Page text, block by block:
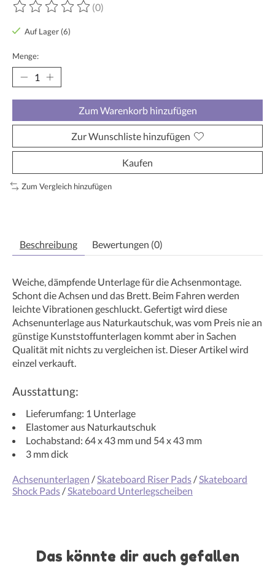
Die Bewertung dieses Produkts ist
(0)
Auf Lager (6)
Menge:
Zum Warenkorb hinzufügen
Zur Wunschliste hinzufügen
Kaufen
Zum Vergleich hinzufügen
Beschreibung Bewertungen (0)
Weiche, dämpfende Unterlage für die Achsenmontage.
Schont die Achsen und das Brett. Beim Fahren werden
leichte Vibrationen geschluckt. Gefertigt wird diese
Achsenunterlage aus Naturkautschuk, was vom Preis nie an
günstige Kunststoffunterlagen kommt aber in Sachen
Qualität mit nichts zu vergleichen ist. Dieser Artikel wird
einzel verkauft.
Ausstattung:
Lieferumfang: 1 Unterlage
Elastomer aus Naturkautschuk
Lochabstand: 64 x 43 mm und 54 x 43 mm
3 mm dick
Achsenunterlagen / Skateboard Riser Pads / Skateboard
Shock Pads / Skateboard Unterlegscheiben
Das könnte dir auch gefallen